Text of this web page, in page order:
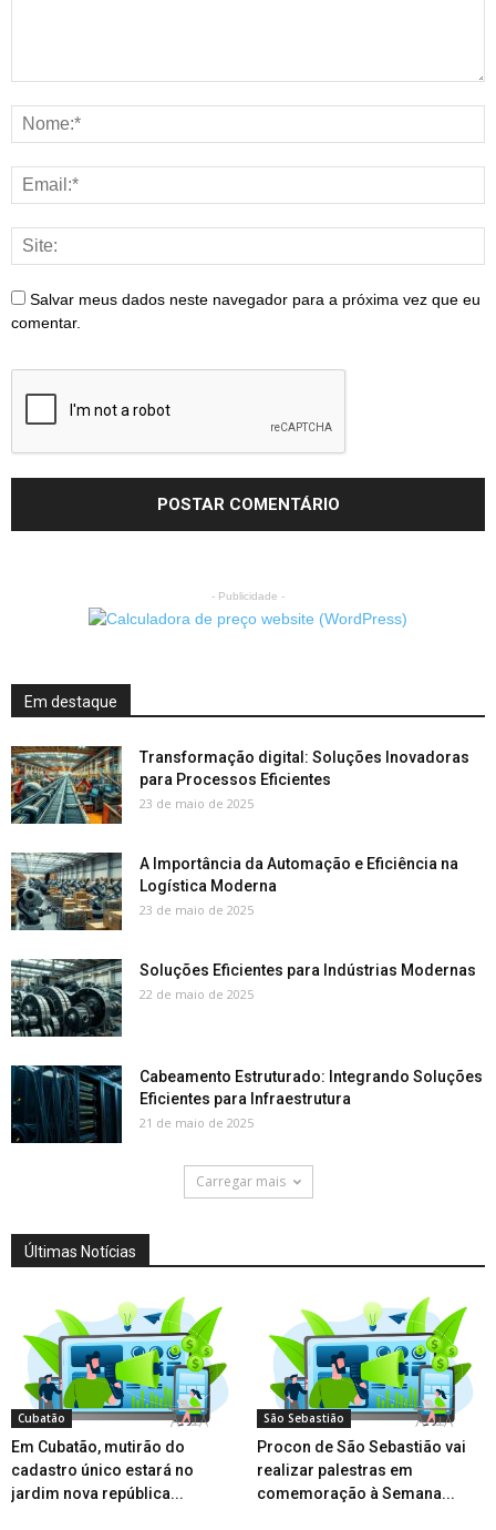
Salvar meus dados neste navegador para a próxima vez que eu
comentar.
- Publicidade -
Em destaque
Transformação digital: Soluções Inovadoras
para Processos Eficientes
23 de maio de 2025
A Importância da Automação e Eficiência na
Logística Moderna
23 de maio de 2025
Soluções Eficientes para Indústrias Modernas
22 de maio de 2025
Cabeamento Estruturado: Integrando Soluções
Eficientes para Infraestrutura
21 de maio de 2025
Carregar mais
Últimas Notícias
Cubatão
Em Cubatão, mutirão do
cadastro único estará no
jardim nova república...
São Sebastião
Procon de São Sebastião vai
realizar palestras em
comemoração à Semana...